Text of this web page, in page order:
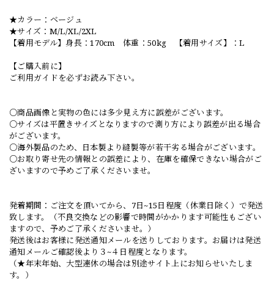
★カラー：ベージュ
★サイズ：M/L/XL/2XL
【着用モデル】身長：170cm 体重：50kg 【着用サイズ】：L
【ご購入前に】
ご利用ガイドを必ずお読み下さい。
○商品画像と実物の色には多少見え方に誤差がございます。
○サイズは平置きサイズとなりますので測り方により誤差が出る場合
がございます。
○海外製品のため、日本製より縫製等が若干劣る場合がございます。
○お取り寄せ先の情報との誤差により、在庫を確保できない場合がご
ざいますので予めご了承くださいませ。
発着期間：ご注文を頂いてから、7日~15日程度（休業日除く）で発送
致します。（不良交換などの影響で時間がかかります可能性もござい
ますので、予めご了承くださいませ。）
発送後はお客様に発送通知メールを送りしております。お届けは発送
通知メールご確認後より３~４日程度となります。
（★年末年始、大型連休の場合は別途サイト上にお知らせいたしま
す。）